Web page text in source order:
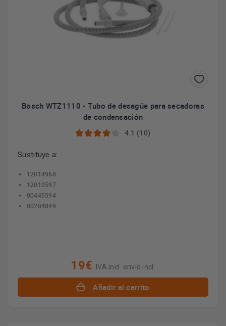
Bosch WTZ1110 - Tubo de desagüe para secadoras
de condensación
4.1 (10)
Sustituye a:
12014968
12010597
00445594
00284849
19€ IVA incl. envío incl.
Añadir al carrito